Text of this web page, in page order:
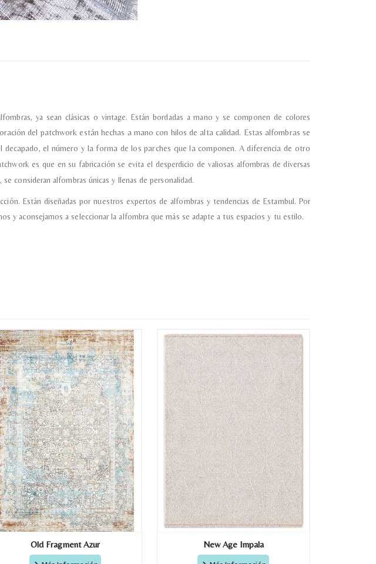
ya sean clásicas o vintage. Están bordadas a mano y se componen de colores
del patchwork están hechas a mano con hilos de alta calidad. Estas alfombras se
el número y la forma de los parches que la componen. A diferencia de otro
es que en su fabricación se evita el desperdicio de valiosas alfombras de diversas
consideran alfombras únicas y llenas de personalidad.
Están diseñadas por nuestros expertos de alfombras y tendencias de Estambul. Por
y aconsejamos a seleccionar la alfombra que más se adapte a tus espacios y tu estilo.
Old Fragment Azur New Age Impala
mi oferta